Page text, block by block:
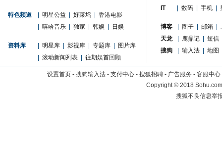
特色频道 明星公益 好莱坞
香港电影
嘻哈音乐 独家 韩娱 日娱
资料库 明星库 影视库 专题库
图片库
滚动新闻列表 往期娱首回顾
IT
数码 手机
博客 圈子 邮箱
天龙
鹿鼎记
短信
搜狗
输入法 地图
设置首页 - 搜狗输入法 - 支付中心 - 搜狐招聘 - 广告服务 - 客服中心
Copyright©2018
搜狐不良信息举